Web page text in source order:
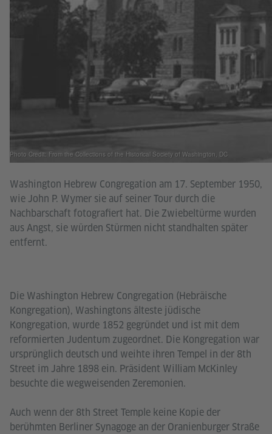
Photo Credit: From the Collections of the Historical Society of Washington, DC
Washington Hebrew Congregation am 17. September 1950,
wie John P. Wymer sie auf seiner Tour durch die
Nachbarschaft fotografiert hat. Die Zwiebeltürme wurden
aus Angst, sie würden Stürmen nicht standhalten später
entfernt.
Die Washington Hebrew Congregation (Hebräische
Kongregation), Washingtons älteste jüdische
Kongregation, wurde 1852 gegründet und ist mit dem
reformierten Judentum zugeordnet. Die Kongregation war
ursprünglich deutsch und weihte ihren Tempel in der 8th
Street im Jahre 1898 ein. Präsident William McKinley
besuchte die wegweisenden Zeremonien.
Auch wenn der 8th Street Temple keine Kopie der
berühmten Berliner Synagoge an der Oranienburger Straße